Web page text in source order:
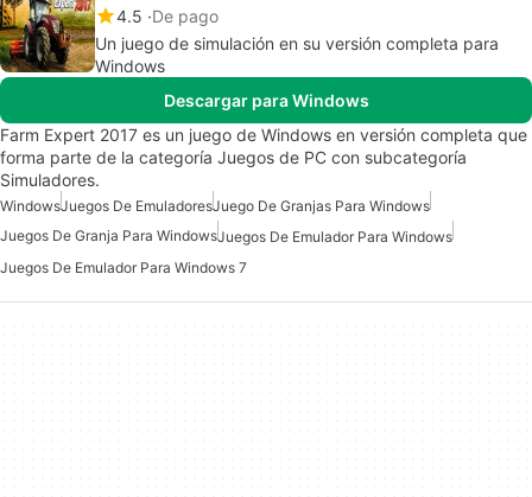
4.5 De pago
Un juego de simulación en su versión completa para
Windows
Descargar para Windows
Farm Expert 2017 es un juego de Windows en versión completa que
forma parte de la categoría Juegos de PC con subcategoría
Simuladores.
WindowsJuegos De EmuladoresJuego De Granjas Para Windows
Juegos De Granja Para WindowsJuegos De Emulador Para Windows
Juegos De Emulador Para Windows 7